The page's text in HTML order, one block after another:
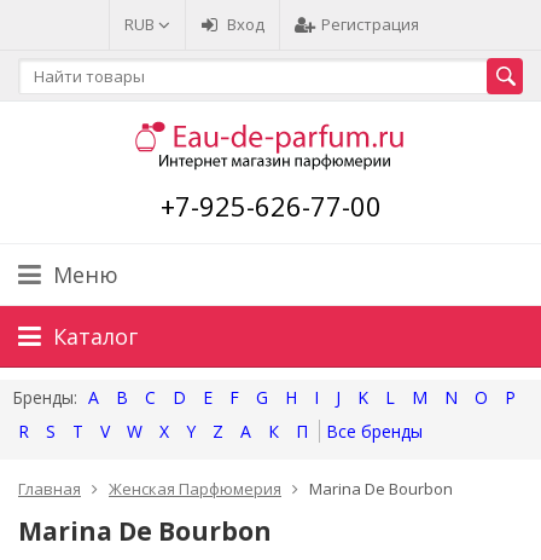
RUB Вход Регистрация
+7-925-626-77-00
Меню
Каталог
A B C D E F G H I J K L M N O
P
R
S T V W X Y Z А К П
Главная Женская Парфюмерия Marina De Bourbon
Marina De Bourbon